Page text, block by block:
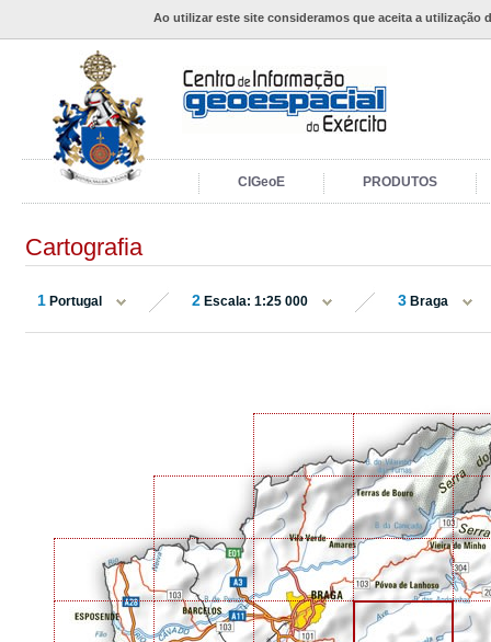
Ao utilizar este site consideramos que aceita a utilização
CIGeoE PRODUTOS
Cartografia
1 Portugal 2 Escala: 1:25 000 3 Braga